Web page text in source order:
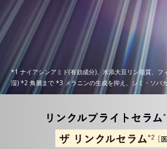
*1 ナイアシンアミド(有効成分)、水添大豆リン脂質、フ
湿) *2 角層まで *3 メラニンの生成を抑え、シミ・ソバ